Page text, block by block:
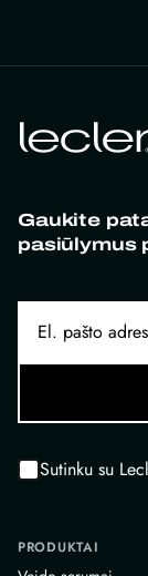
Gaukite
pasiūlymus
Sutinku su
PRODUKTAI